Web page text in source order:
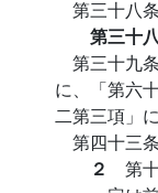
第三十八
第三十
第三十九
に、「第六
二第三項」
第四十三
２ 第